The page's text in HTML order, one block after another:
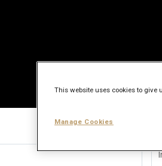
This website uses cookies to give
Manage Cookies